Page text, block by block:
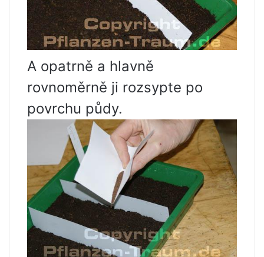
A opatrně a hlavně
rovnoměrně ji rozsypte po
povrchu půdy.